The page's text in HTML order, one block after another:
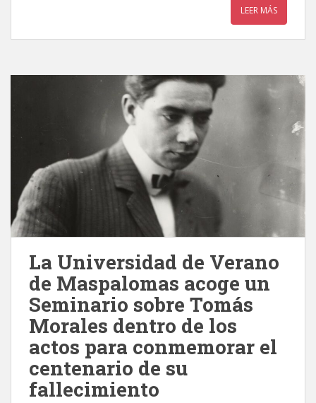
LEER MÁS
La Universidad de Verano
de Maspalomas acoge un
Seminario sobre Tomás
Morales dentro de los
actos para conmemorar el
centenario de su
fallecimiento